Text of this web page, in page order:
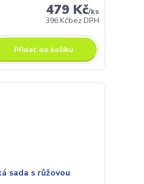
479 Kč/ks
396 Kčbez DPH
Přidat do košíku